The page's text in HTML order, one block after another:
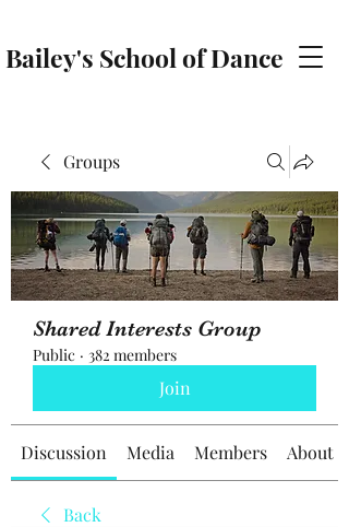
Bailey's School of Dance
Groups
Shared Interests Group
Public · 382 members
Join
Discussion Media Members About
Back